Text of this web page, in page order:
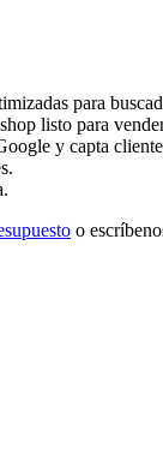
para
listo para
y capta
o